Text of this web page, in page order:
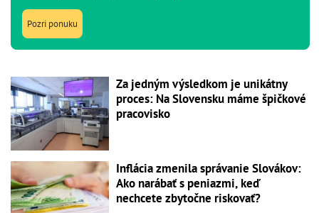
Pozri ponuku
Za jedným výsledkom je unikátny
proces: Na Slovensku máme špičkové
pracovisko
Inflácia zmenila správanie Slovákov:
Ako narábať s peniazmi, keď
nechcete zbytočne riskovať?